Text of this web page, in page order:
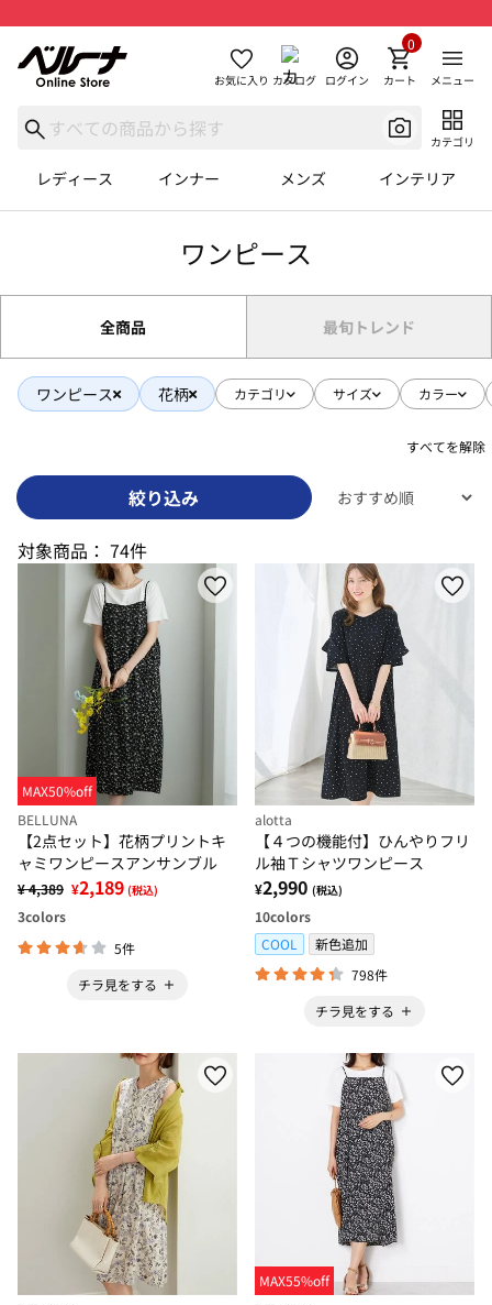
お気に入り カタログ ログイン カート
0
メニュー
カテゴリ
レディース インナー メンズ インテリア
ワンピース
全商品 最旬トレンド
ワンピース 花柄 カテゴリ サイズ カラー
すべてを解除
絞り込み
対象商品： 74件
MAX50%off
BELLUNA
【2点セット】花柄プリントキ
ャミワンピースアンサンブル
¥ 4,389 ¥2,189 (税込)
3colors
5件
チラ見をする
alotta
【４つの機能付】ひんやりフリ
ル袖Ｔシャツワンピース
¥2,990 (税込)
10colors
COOL
新色追加
798件
チラ見をする
MAX55%off